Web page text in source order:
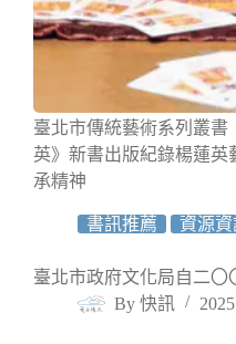
臺北市傳統藝術系列叢書
英》新書出版紀錄楊蓮英
承精神
書訊推薦 資源資
臺北市政府文化局自二
By 快訊